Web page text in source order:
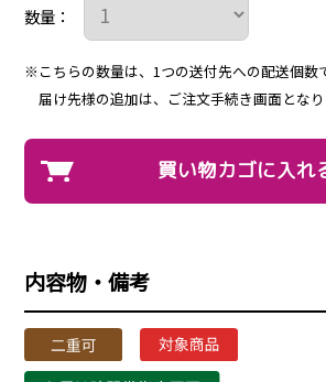
数量：
※こちらの数量は、1つの送付先への配送個数で
届け先様の追加は、ご注文手続き画面となり
買い物カゴに入れ
内容物・備考